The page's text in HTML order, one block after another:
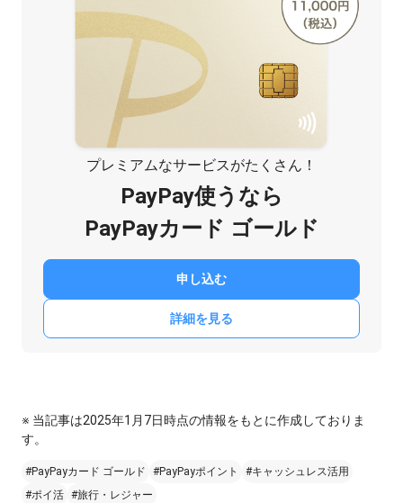
プレミアムなサービスがたくさん！
PayPay使うなら
PayPayカード ゴールド
申し込む
詳細を見る
※ 当記事は2025年1月7日時点の情報をもとに作成しておりま
す。
#PayPayカード ゴールド #PayPayポイント
#キャッシュレス活用
#ポイ活 #旅行・レジャー